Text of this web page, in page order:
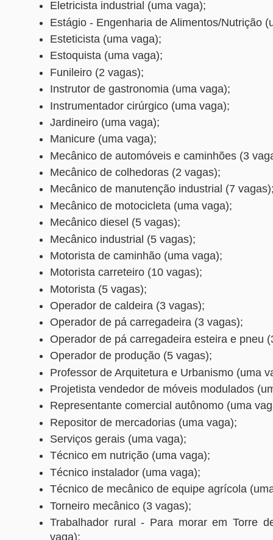
Eletricista industrial (uma vaga);
Estágio - Engenharia de Alimentos/Nutrição
Esteticista (uma vaga);
Estoquista (uma vaga);
Funileiro (2 vagas);
Instrutor de gastronomia (uma vaga);
Instrumentador cirúrgico (uma vaga);
Jardineiro (uma vaga);
Manicure (uma vaga);
Mecânico de automóveis e caminhões (3
Mecânico de colhedoras (2 vagas);
Mecânico de manutenção industrial (7
Mecânico de motocicleta (uma vaga);
Mecânico diesel (5 vagas);
Mecânico industrial (5 vagas);
Motorista de caminhão (uma vaga);
Motorista carreteiro (10 vagas);
Motorista (5 vagas);
Operador de caldeira (3 vagas);
Operador de pá carregadeira (3 vagas);
Operador de pá carregadeira esteira e pneu
Operador de produção (5 vagas);
Professor de Arquitetura e Urbanismo (uma
Projetista vendedor de móveis modulados
Representante comercial autônomo (uma
Repositor de mercadorias (uma vaga);
Serviços gerais (uma vaga);
Técnico em nutrição (uma vaga);
Técnico instalador (uma vaga);
Técnico de mecânico de equipe agrícola
Torneiro mecânico (3 vagas);
Trabalhador rural - Para morar em Torre
vaga);